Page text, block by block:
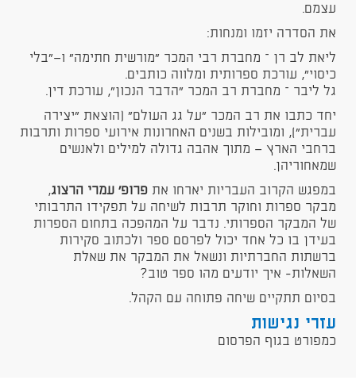
עצמם.
את הסדרה יזמו ומנחות:
ליאת לב רן – מחברת רבי המכר "מורשית חתימה" ו־"בלי
כיסוי", עורכת ספרותית ומלווה כותבים.
גל ליבר – מחברת רב המכר "הדבר הנכון", עורכת דין.
יחד כתבו את רב המכר "על גג העולם" (הוצאת "יצירה
עברית"), ומובילות בשנים האחרונות אירועי ספרות ותרבות
ברחבי הארץ — מתוך אהבה גדולה למילים ולאנשים
שמאחוריהן.
במפגש הקרוב העבריות יארחו את פרופ׳ עמרי הרצוג,
מבקר ספרות וחוקר תרבות לשיחה על תפקידו התרבותי
של המבקר הספרותי. נדבר על המהפכה בתחום הספרות
בעידן בו כל אחד יכול לפרסם ספר ולכתוב סקירות
ברשתות החברתיות ונשאל את המבקר את שאלת
השאלות- איך יודעים מהו ספר טוב?
בסיום תתקיים שיחה פתוחה עם הקהל.
עזרי נגישות
כמפורט בגוף הפרסום